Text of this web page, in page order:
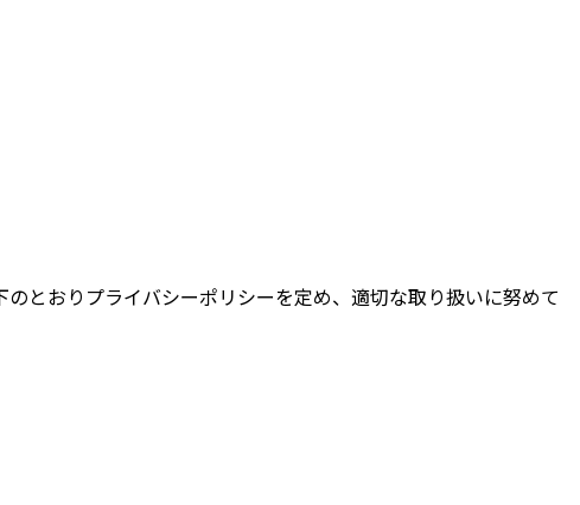
とおりプライバシーポリシーを定め、適切な取り扱いに努めて